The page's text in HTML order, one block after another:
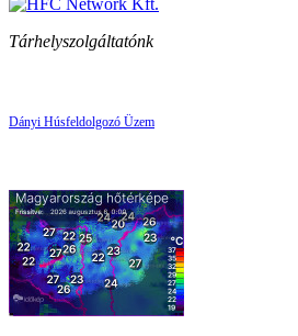
Tárhelyszolgáltatónk
Dányi Húsfeldolgozó Üzem